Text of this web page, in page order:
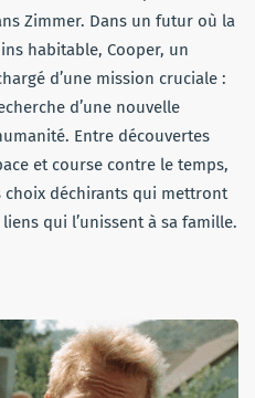
Zimmer. Dans un futur où la
habitable, Cooper, un
d’une mission cruciale :
d’une nouvelle
Entre découvertes
et course contre le temps,
choix déchirants qui mettront
qui l’unissent à sa famille.